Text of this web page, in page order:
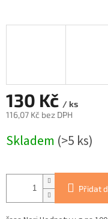
130 Kč / ks
116,07 Kč bez DPH
cena:
Skladem (>5 ks)
Přidat